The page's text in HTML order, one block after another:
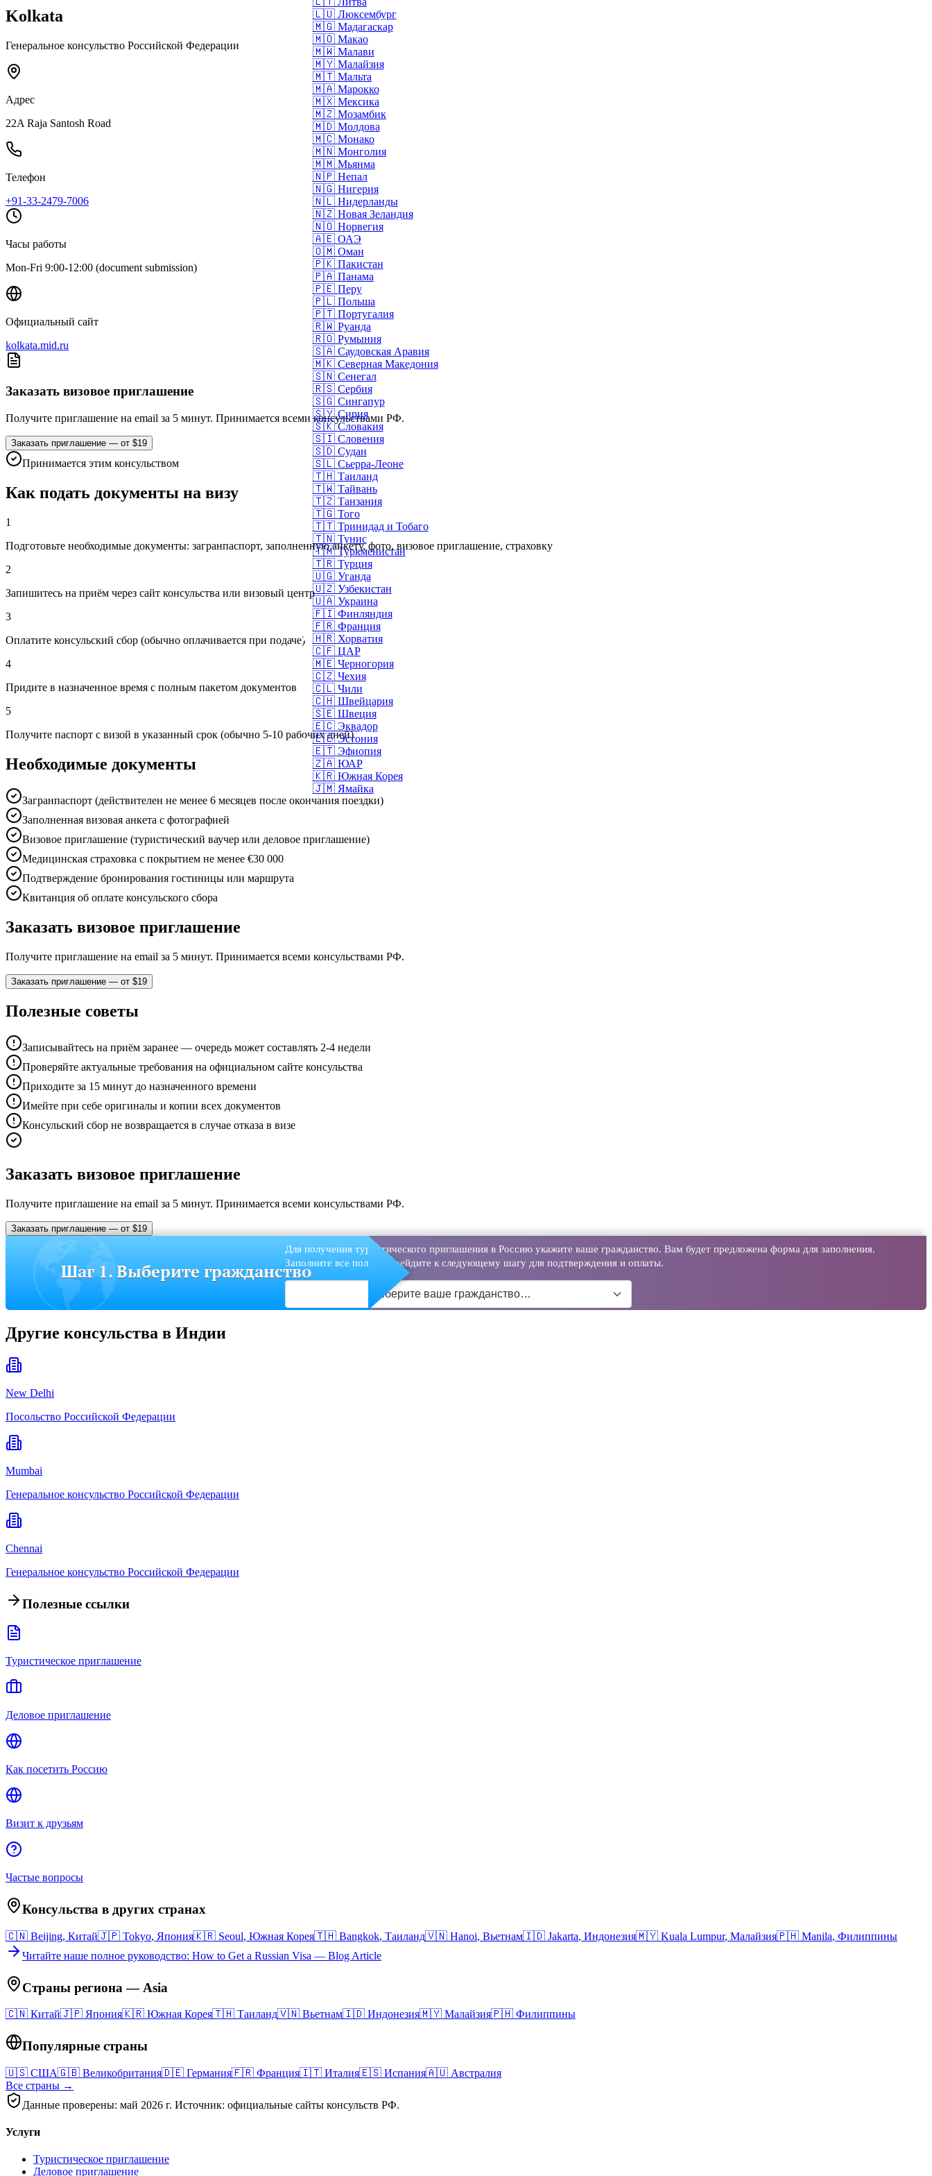
🇱🇺 Люксембург
🇲🇬 Мадагаскар
🇲🇴 Макао
🇲🇼 Малави
🇲🇾 Малайзия
🇲🇹 Мальта
🇲🇦 Марокко
🇲🇽 Мексика
🇲🇿 Мозамбик
🇲🇩 Молдова
🇲🇨 Монако
🇲🇳 Монголия
🇲🇲 Мьянма
🇳🇵 Непал
🇳🇬 Нигерия
🇳🇱 Нидерланды
🇳🇿 Новая Зеландия
🇳🇴 Норвегия
🇦🇪 ОАЭ
🇴🇲 Оман
🇵🇰 Пакистан
🇵🇦 Панама
🇵🇪 Перу
🇵🇱 Польша
🇵🇹 Португалия
🇷🇼 Руанда
🇷🇴 Румыния
🇸🇦 Саудовская Аравия
🇲🇰 Северная Македония
🇸🇳 Сенегал
🇷🇸 Сербия
🇸🇬 Сингапур
🇸🇾 Сирия
🇸🇰 Словакия
🇸🇮 Словения
🇸🇩 Судан
🇸🇱 Сьерра-Леоне
🇹🇭 Таиланд
🇹🇼 Тайвань
🇹🇿 Танзания
🇹🇬 Того
🇹🇹 Тринидад и Тобаго
🇹🇳 Тунис
🇹🇲 Туркменистан
🇹🇷 Турция
🇺🇬 Уганда
🇺🇿 Узбекистан
🇺🇦 Украина
🇫🇮 Финляндия
🇫🇷 Франция
🇭🇷 Хорватия
🇨🇫 ЦАР
🇲🇪 Черногория
🇨🇿 Чехия
🇨🇱 Чили
🇨🇭 Швейцария
🇸🇪 Швеция
🇪🇨 Эквадор
🇪🇪 Эстония
🇪🇹 Эфиопия
🇿🇦 ЮАР
🇰🇷 Южная Корея
🇯🇲 Ямайка
Kolkata
Генеральное консульство Российской Федерации
Адрес
22A Raja Santosh Road
Телефон
+91-33-2479-7006
Часы работы
Mon-Fri 9:00-12:00 (document submission)
Официальный сайт
kolkata.mid.ru
Заказать визовое приглашение
Получите приглашение на email за 5 минут. Принимается всеми консульствами РФ.
Заказать приглашение — от $19
Принимается этим консульством
Как подать документы на визу
1
Подготовьте необходимые документы: загранпаспорт, заполненную анкету, фото, визовое приглашение, страховку
2
Запишитесь на приём через сайт консульства или визовый центр
3
Оплатите консульский сбор (обычно оплачивается при подаче)
4
Придите в назначенное время с полным пакетом документов
5
Получите паспорт с визой в указанный срок (обычно 5-10 рабочих дней)
Необходимые документы
Загранпаспорт (действителен не менее 6 месяцев после окончания поездки)
Заполненная визовая анкета с фотографией
Визовое приглашение (туристический ваучер или деловое приглашение)
Медицинская страховка с покрытием не менее €30 000
Подтверждение бронирования гостиницы или маршрута
Квитанция об оплате консульского сбора
Заказать визовое приглашение
Получите приглашение на email за 5 минут. Принимается всеми консульствами РФ.
Заказать приглашение — от $19
Полезные советы
Записывайтесь на приём заранее — очередь может составлять 2-4 недели
Проверяйте актуальные требования на официальном сайте консульства
Приходите за 15 минут до назначенного времени
Имейте при себе оригиналы и копии всех документов
Консульский сбор не возвращается в случае отказа в визе
Заказать визовое приглашение
Получите приглашение на email за 5 минут. Принимается всеми консульствами РФ.
Заказать приглашение — от $19
Шаг 1. Выберите гражданство
Для получения туристического приглашения в Россию укажите ваше гражданство. Вам будет предложена форма для заполнения.
Заполните все поля и перейдите к следующему шагу для подтверждения и оплаты.
Выберите ваше гражданство…
Другие консульства в Индии
New Delhi
Посольство Российской Федерации
Mumbai
Генеральное консульство Российской Федерации
Chennai
Генеральное консульство Российской Федерации
Полезные ссылки
Туристическое приглашение
Деловое приглашение
Как посетить Россию
Визит к друзьям
Частые вопросы
Консульства в других странах
🇨🇳 Beijing, Китай🇯🇵 Tokyo, Япония🇰🇷 Seoul, Южная Корея🇹🇭 Bangkok, Таиланд🇻🇳 Hanoi, Вьетнам🇮🇩 Jakarta, Индонезия🇲🇾 Kuala Lumpur, Малайзия🇵🇭 Manila, Филиппины
Читайте наше полное руководство: How to Get a Russian Visa — Blog Article
Страны региона — Asia
🇨🇳 Китай🇯🇵 Япония🇰🇷 Южная Корея🇹🇭 Таиланд🇻🇳 Вьетнам🇮🇩 Индонезия🇲🇾 Малайзия🇵🇭 Филиппины
Популярные страны
🇺🇸 США🇬🇧 Великобритания🇩🇪 Германия🇫🇷 Франция🇮🇹 Италия🇪🇸 Испания🇦🇺 Австралия
Все страны →
Данные проверены: май 2026 г. Источник: официальные сайты консульств РФ.
Услуги
Туристическое приглашение
Деловое приглашение